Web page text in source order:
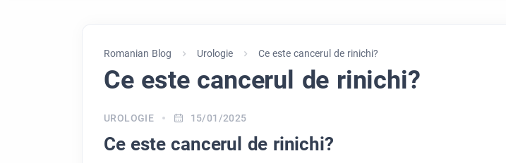
Romanian Blog Urologie Ce este cancerul de rinichi?
Ce este cancerul de rinichi?
UROLOGIE 15/01/2025
Ce este cancerul de rinichi?